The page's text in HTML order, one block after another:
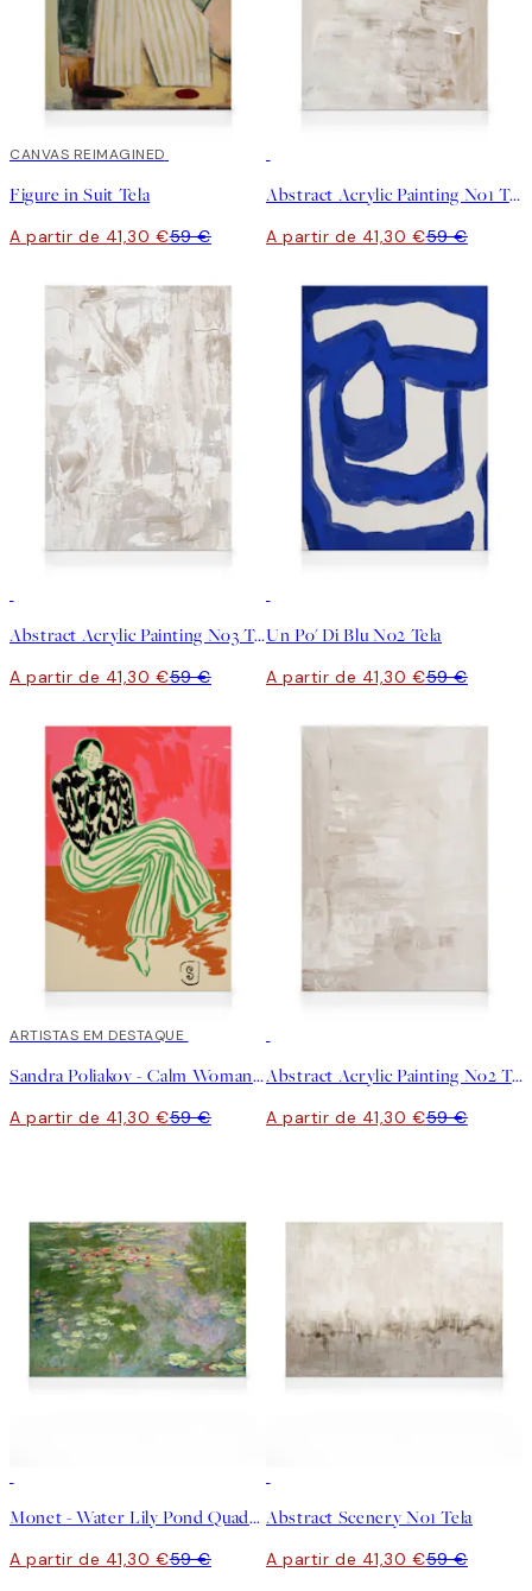
30%*
CANVAS REIMAGINED
Figure in Suit Tela
A partir de 41,30 €59 €
Abstract Acrylic Painting No1 Tela
A partir de 41,30 €59 €
Abstract Acrylic Painting No3 Tela
A partir de 41,30 €59 €
Un Po' Di Blu No2 Tela
A partir de 41,30 €59 €
30%*
ARTISTAS EM DESTAQUE
Sandra Poliakov - Calm Woman Portrait Tela
A partir de 41,30 €59 €
Abstract Acrylic Painting No2 Tela
A partir de 41,30 €59 €
Monet - Water Lily Pond Quadro em tela
A partir de 41,30 €59 €
Abstract Scenery No1 Tela
A partir de 41,30 €59 €